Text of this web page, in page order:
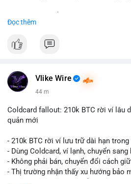
📞 WhatsApp: +1 660 215-8938
📧 Email: localpvashop@gmail.com
premium, PVA, aged với giá tốt nhất!
Đọc thêm
Vlike Wire
44 m
Coldcard fallout: 210k BTC rời ví lâu
quản mới
- 210k BTC rời ví lưu trữ dài hạn trong
- Dùng Coldcard, ví lạnh, chuyển
- Không phải bán, chuyển đổi cách
- Thị trường nhận thấy xu hướng bảo